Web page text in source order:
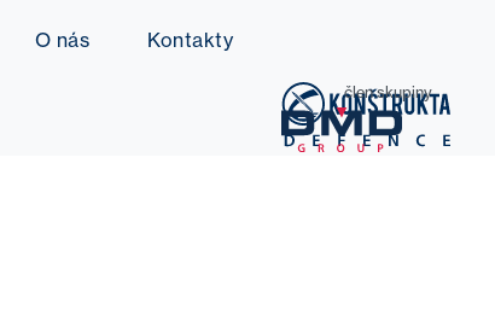
člen skupiny
O nás Kontakty